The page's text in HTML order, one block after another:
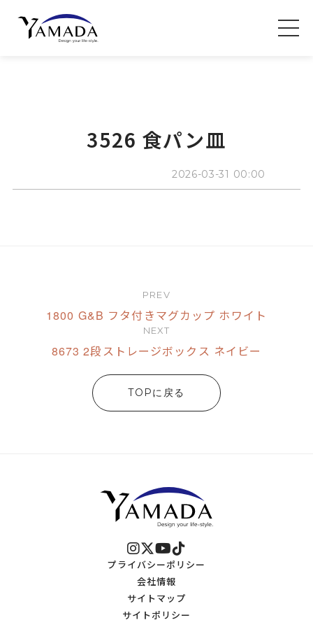
3526 食パン皿
2026-03-31 00:00
PREV
1800 G&B フタ付きマグカップ ホワイト
NEXT
8673 2段ストレージボックス ネイビー
TOPに戻る
プライバシーポリシー
会社情報
サイトマップ
サイトポリシー